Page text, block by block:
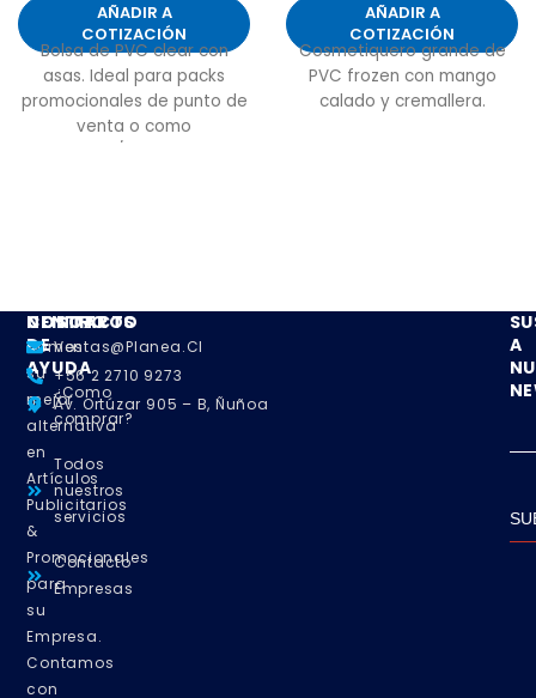
AÑADIR A
COTIZACIÓN
Bolsa de PVC clear con
asas. Ideal para packs
promocionales de punto de
venta o como
AÑADIR A
COTIZACIÓN
Cosmetiquero grande de
PVC frozen con mango
calado y cremallera.
NOSOTROS
Somos
su
mejor
alternativa
en
Artículos
Publicitarios
&
Promocionales
para
su
Empresa.
Contamos
con
CENTRO
DE
AYUDA
¿Como
comprar?
Todos
nuestros
servicios
Contacto
Empresas
CONTACTO
Ventas@planea.cl
+56 2 2710 9273
Av. Ortúzar 905 – B, Ñuñoa
A